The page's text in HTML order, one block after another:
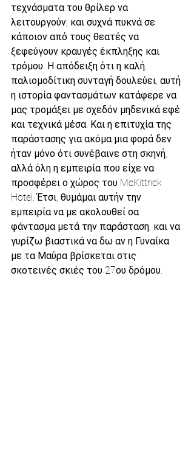
τεχνάσματα του θρίλερ να
λειτουργούν, και συχνά πυκνά σε
κάποιον από τους θεατές να
ξεφεύγουν κραυγές έκπληξης και
τρόμου. Η απόδειξη ότι η καλή,
παλιομοδίτικη συνταγή δουλεύει, αυτή
η ιστορία φαντασμάτων κατάφερε να
μας τρομάξει με σχεδόν μηδενικά εφέ
και τεχνικά μέσα. Και η επιτυχία της
παράστασης για ακόμα μια φορά δεν
ήταν μόνο ότι συνέβαινε στη σκηνή,
αλλά όλη η εμπειρία που είχε να
προσφέρει ο χώρος του McKittrick
Hotel. Έτσι, θυμάμαι αυτήν την
εμπειρία να με ακολουθεί σα
φάντασμα μετά την παράσταση, και να
γυρίζω βιαστικά να δω αν η Γυναίκα
με τα Μαύρα βρίσκεται στις
σκοτεινές σκιές του 27ου δρόμου.